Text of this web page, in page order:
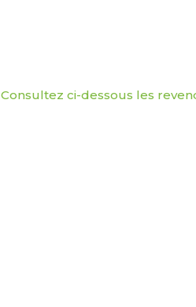
Consultez ci-dessous les